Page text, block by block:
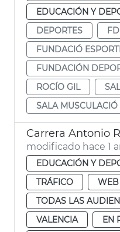
EDUCACIÓN Y
DEPORTES
FUNDACIÓ
FUNDACIÓN
ROCÍO GIL
SALA MUSCULACIÓ
Carrera Antonio
modificado hace 1
EDUCACIÓN Y
TRÁFICO
TODAS LAS
VALENCIA
EN